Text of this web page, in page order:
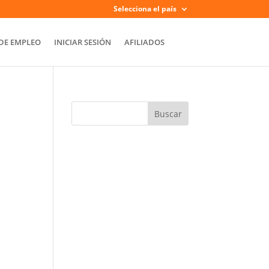
Selecciona el país
EMPLEO INICIAR SESIÓN AFILIADOS